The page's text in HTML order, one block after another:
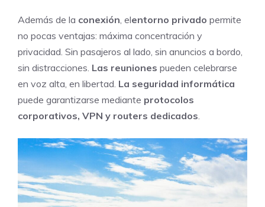
Además de la conexión , elentorno privado permite
no pocas ventajas: máxima concentración y
privacidad. Sin pasajeros al lado, sin anuncios a bordo,
sin distracciones. Las reuniones pueden celebrarse
en voz alta, en libertad. La seguridad informática
puede garantizarse mediante protocolos
corporativos, VPN y routers dedicados